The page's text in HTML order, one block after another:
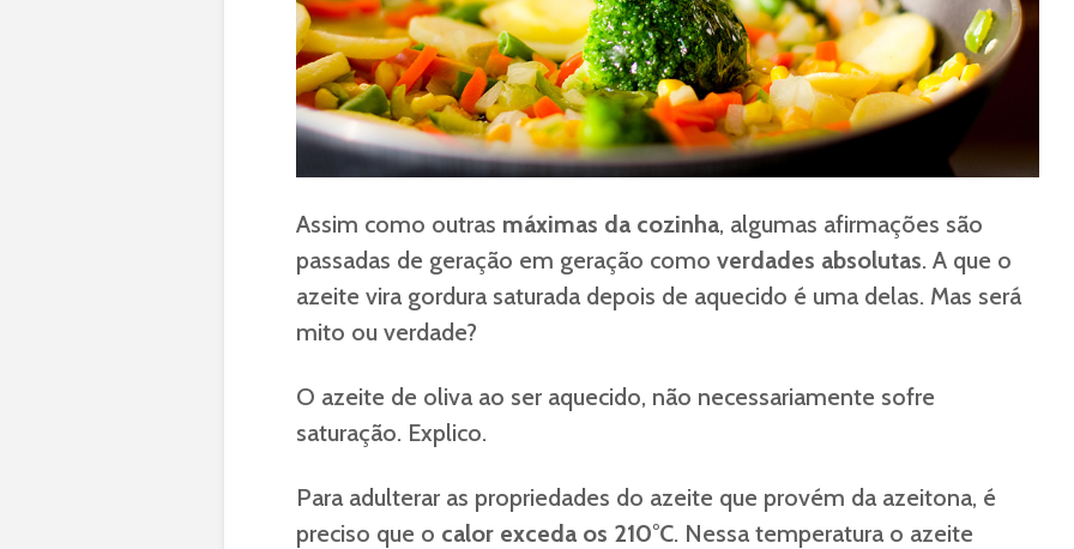
Assim como outras máximas da cozinha, algumas afirmações são
passadas de geração em geração como verdades absolutas. A que o
azeite vira gordura saturada depois de aquecido é uma delas. Mas será
mito ou verdade?
O azeite de oliva ao ser aquecido, não necessariamente sofre
saturação. Explico.
Para adulterar as propriedades do azeite que provém da azeitona, é
preciso que o calor exceda os 210°C. Nessa temperatura o azeite